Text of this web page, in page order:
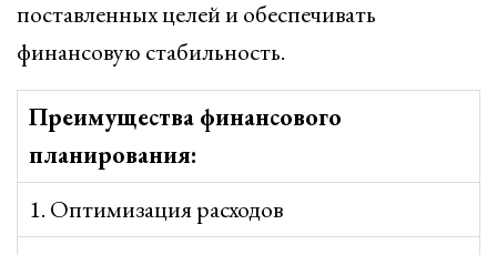
поставленных целей и обеспечивать
финансовую стабильность.
Преимущества финансового
планирования:
1. Оптимизация расходов